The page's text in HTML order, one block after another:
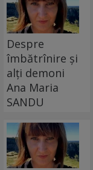
Despre
îmbătrînire și
alți demoni
Ana Maria
SANDU